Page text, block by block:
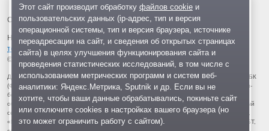
На информационном ресурсе применяются рекомендательные
технологии
© 2013-2026 «ОИНФО»,
сделано в Одинцово
Для читателей: В России признаны экстремистскими и запрещены организации ФБК
(Фонд борьбы с коррупцией, признан иноагентом), Штабы Навального, «Национал-
большевистская партия», «Свидетели Иеговы», «Армия воли народа», «Русский
общенациональный союз», «Движение против нелегальной иммиграции», «Правый
сектор», УНА-УНСО, УПА, «Тризуб им. Степана Бандеры», «Мизантропик дивижн»,
«Меджлис крымскотатарского народа», движение «Артподготовка», движение ЛГБТ,
Этот сайт производит обработку файлов cookieи
пользовательских данных (ip-адрес, тип и версия
операционной системы, тип и версия браузера, источнике
переадресации на сайт, и сведения об открытых страницах
сайта) в целях улучшения функционирования сайта и
проведения статистических исследований, в том числе с
использованием метрических программ и систем веб-
аналитики: Яндекс.Метрика, Sputnik и др. Если вы не
хотите, чтобы ваши данные обрабатывались, покиньте сайт
или отключите cookies в настройках вашего браузера (но
это может ограничить работу с сайтом).